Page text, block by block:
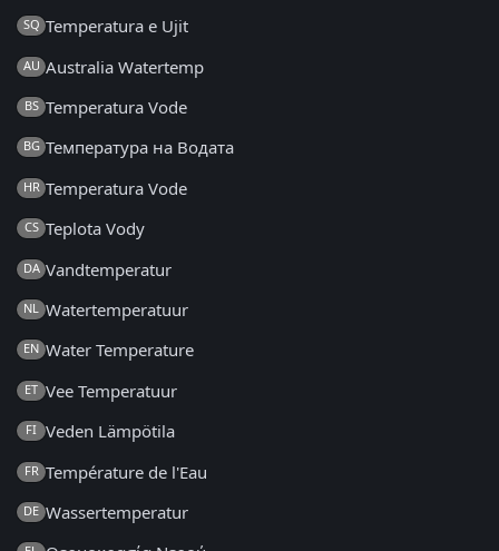
SQ Temperatura e Ujit
AU Australia Watertemp
BS Temperatura Vode
BG Температура на Водата
HR Temperatura Vode
CS Teplota Vody
DA Vandtemperatur
NL Watertemperatuur
EN Water Temperature
ET Vee Temperatuur
FI Veden Lämpötila
FR Température de l'Eau
DE Wassertemperatur